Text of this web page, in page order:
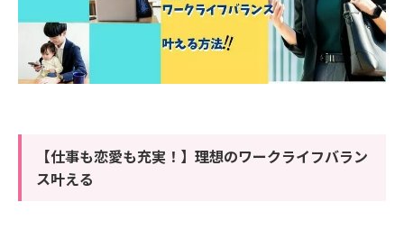
【仕事も恋愛も充実！】理想のワークライフバラン
ス叶える